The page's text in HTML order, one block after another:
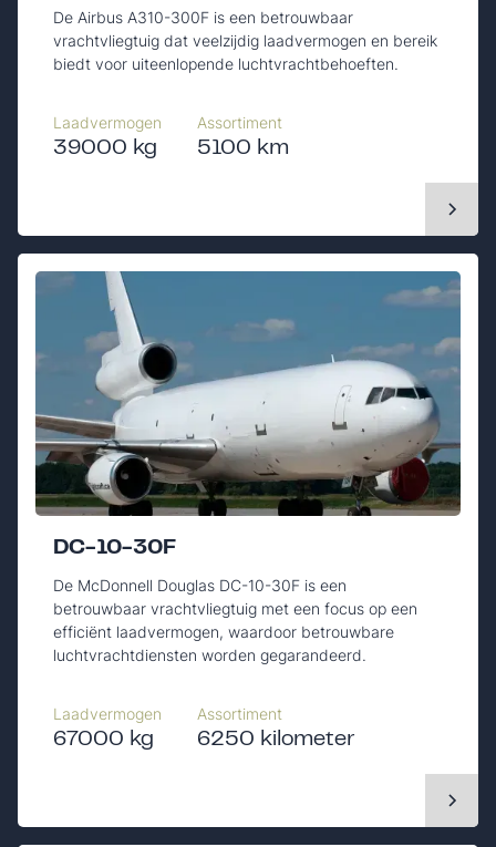
De Airbus A310-300F is een betrouwbaar
vrachtvliegtuig dat veelzijdig laadvermogen en bereik
biedt voor uiteenlopende luchtvrachtbehoeften.
Laadvermogen
39000 kg
Assortiment
5100 km
DC-10-30F
De McDonnell Douglas DC-10-30F is een
betrouwbaar vrachtvliegtuig met een focus op een
efficiënt laadvermogen, waardoor betrouwbare
luchtvrachtdiensten worden gegarandeerd.
Laadvermogen
67000 kg
Assortiment
6250 kilometer